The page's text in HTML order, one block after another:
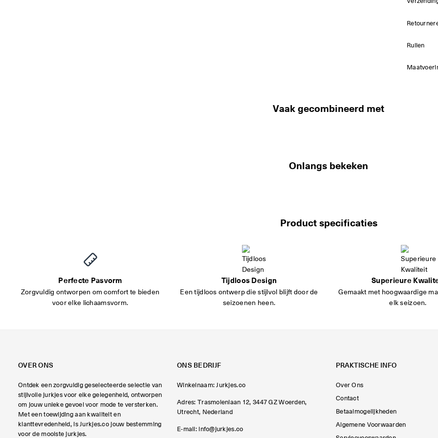
Ruilen
Vaak gecombineerd met
Onlangs bekeken
Product specificaties
Perfecte Pasvorm
Zorgvuldig ontworpen om comfort te bieden
voor elke lichaamsvorm.
Tijdloos Design
Een tijdloos ontwerp die stijlvol blijft door de
seizoenen heen.
Superieure
Gemaakt met hoogwaardige
elk seizoen.
OVER ONS
Ontdek een zorgvuldig geselecteerde selectie van
stijlvolle jurkjes voor elke gelegenheid, ontworpen
om jouw unieke gevoel voor mode te versterken.
Met een toewijding aan kwaliteit en
klanttevredenheid, is Jurkjes.co jouw bestemming
voor de mooiste jurkjes.
ONS BEDRIJF
Winkelnaam: Jurkjes.co
Adres: Trasmolenlaan 12, 3447 GZ Woerden,
Utrecht, Nederland
E-mail: info@jurkjes.co
PRAKTISCHE INFO
Over Ons
Contact
Betaalmogelijkheden
Algemene Voorwaarden